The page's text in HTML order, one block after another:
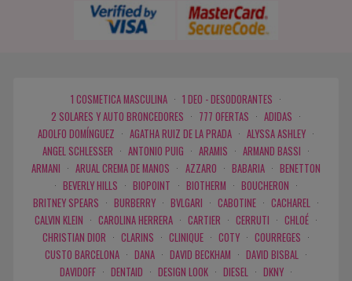
1 COSMETICA MASCULINA · 1 DEO - DESODORANTES ·
2 SOLARES Y AUTO BRONCEDORES · 777 OFERTAS · ADIDAS ·
ADOLFO DOMÍNGUEZ · AGATHA RUIZ DE LA PRADA · ALYSSA ASHLEY ·
ANGEL SCHLESSER · ANTONIO PUIG · ARAMIS · ARMAND BASSI ·
ARMANI · ARUAL CREMA DE MANOS · AZZARO · BABARIA · BENETTON
· BEVERLY HILLS · BIOPOINT · BIOTHERM · BOUCHERON ·
BRITNEY SPEARS · BURBERRY · BVLGARI · CABOTINE · CACHAREL ·
CALVIN KLEIN · CAROLINA HERRERA · CARTIER · CERRUTI · CHLOÉ ·
CHRISTIAN DIOR · CLARINS · CLINIQUE · COTY · COURREGES ·
CUSTO BARCELONA · DANA · DAVID BECKHAM · DAVID BISBAL ·
DAVIDOFF · DENTAID · DESIGN LOOK · DIESEL · DKNY ·